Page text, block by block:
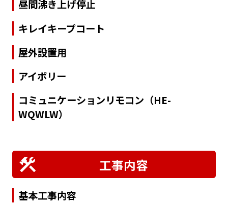
昼間沸き上げ停止
キレイキープコート
屋外設置用
アイボリー
コミュニケーションリモコン（HE-
WQWLW）
工事内容
基本工事内容